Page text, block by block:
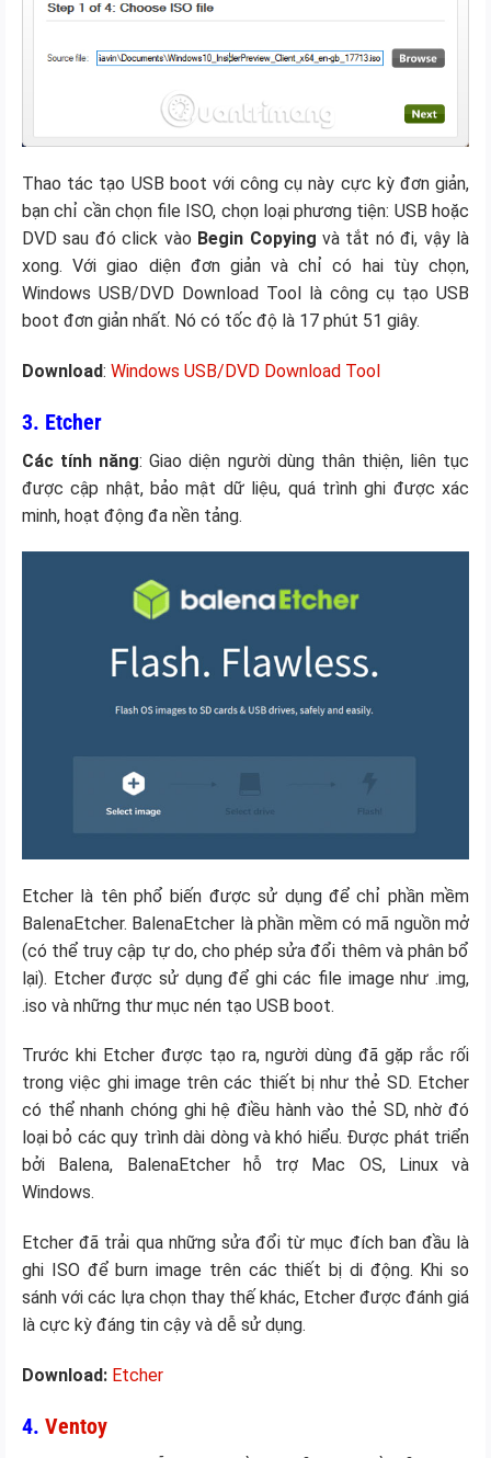
Thao tác tạo USB boot với công cụ này cực kỳ đơn giản,
bạn chỉ cần chọn file ISO, chọn loại phương tiện: USB hoặc
DVD sau đó click vào Begin Copying và tắt nó đi, vậy là
xong. Với giao diện đơn giản và chỉ có hai tùy chọn,
Windows USB/DVD Download Tool là công cụ tạo USB
boot đơn giản nhất. Nó có tốc độ là 17 phút 51 giây.
Download: Windows USB/DVD Download Tool
3. Etcher
Các tính năng: Giao diện người dùng thân thiện, liên tục
được cập nhật, bảo mật dữ liệu, quá trình ghi được xác
minh, hoạt động đa nền tảng.
Etcher là tên phổ biến được sử dụng để chỉ phần mềm
BalenaEtcher. BalenaEtcher là phần mềm có mã nguồn mở
(có thể truy cập tự do, cho phép sửa đổi thêm và phân bổ
lại). Etcher được sử dụng để ghi các file image như .img,
.iso và những thư mục nén tạo USB boot.
Trước khi Etcher được tạo ra, người dùng đã gặp rắc rối
trong việc ghi image trên các thiết bị như thẻ SD. Etcher
có thể nhanh chóng ghi hệ điều hành vào thẻ SD, nhờ đó
loại bỏ các quy trình dài dòng và khó hiểu. Được phát triển
bởi Balena, BalenaEtcher hỗ trợ Mac OS, Linux và
Windows.
Etcher đã trải qua những sửa đổi từ mục đích ban đầu là
ghi ISO để burn image trên các thiết bị di động. Khi so
sánh với các lựa chọn thay thế khác, Etcher được đánh giá
là cực kỳ đáng tin cậy và dễ sử dụng.
Download: Etcher
4. Ventoy